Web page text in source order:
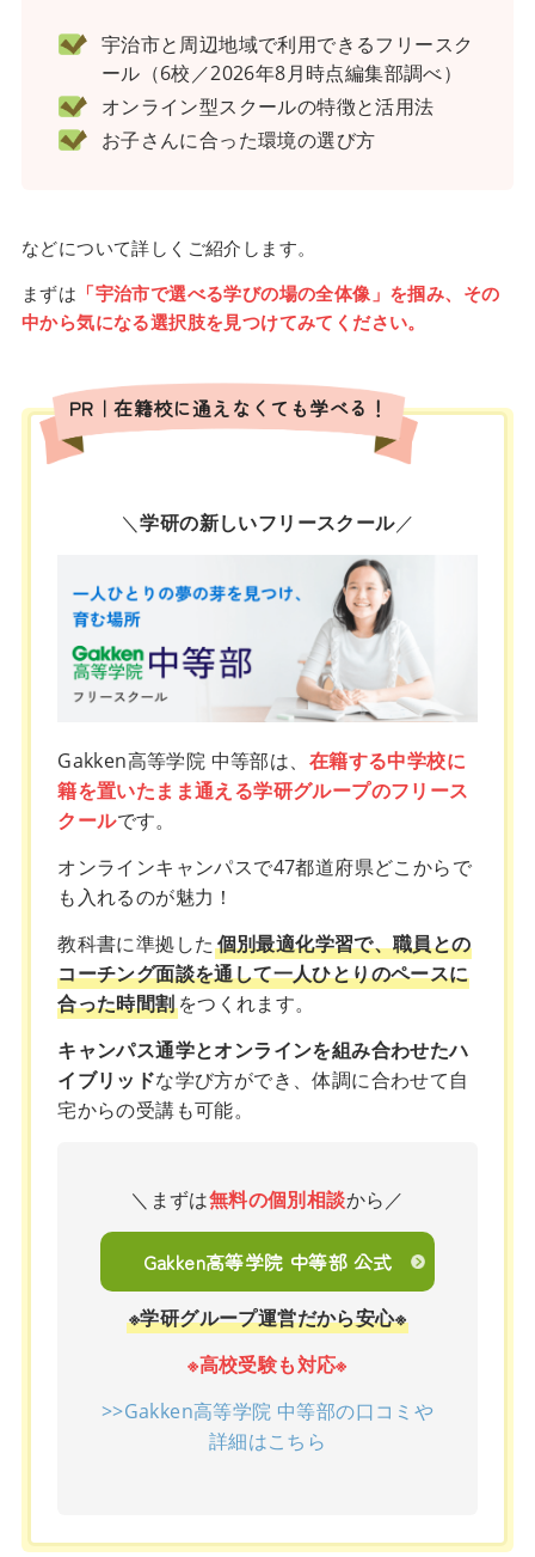
宇治市と周辺地域で利用できるフリースク
ール（6校／2026年8月時点編集部調べ）
オンライン型スクールの特徴と活用法
お子さんに合った環境の選び方
などについて詳しくご紹介します。
まずは 「宇治市で選べる学びの場の全体像」を掴み、その
中から気になる選択肢を見つけてみてください。
PR｜在籍校に通えなくても学べる！
＼学研の新しいフリースクール／
Gakken高等学院 中等部は、 在籍する中学校に
籍を置いたまま通える学研グループのフリース
クールです。
オンラインキャンパスで47都道府県どこからで
も入れるのが魅力！
教科書に準拠した 個別最適化学習で、職員との
コーチング面談を通して一人ひとりのペースに
合った時間割をつくれます。
キャンパス通学とオンラインを組み合わせたハ
イブリッドな学び方ができ、体調に合わせて自
宅からの受講も可能。
＼まずは無料の個別相談から／
Gakken高等学院 中等部 公式
※学研グループ運営だから安心※
※高校受験も対応※
>>Gakken高等学院 中等部の口コミや
詳細はこちら